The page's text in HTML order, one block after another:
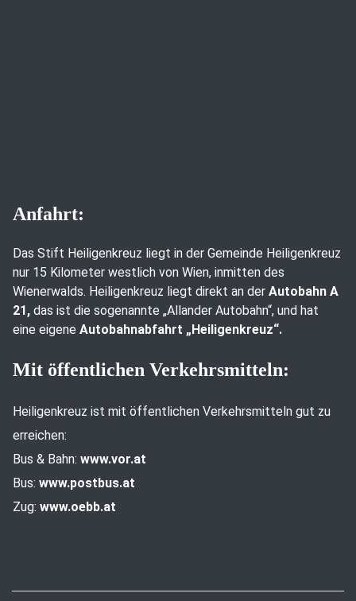
Anfahrt:
Das Stift Heiligenkreuz liegt in der Gemeinde Heiligenkreuz
nur 15 Kilometer westlich von Wien, inmitten des
Wienerwalds. Heiligenkreuz liegt direkt an der Autobahn A
21, das ist die sogenannte „Allander Autobahn“, und hat
eine eigene Autobahnabfahrt „Heiligenkreuz“.
Mit öffentlichen Verkehrsmitteln:
Heiligenkreuz ist mit öffentlichen Verkehrsmitteln gut zu
erreichen:
Bus & Bahn: www.vor.at
Bus: www.postbus.at
Zug: www.oebb.at